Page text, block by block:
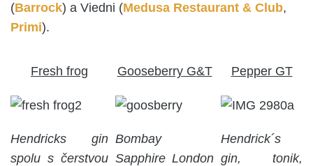
(Barrock) a Viedni (Medusa Restaurant & Club,
Primi).
Fresh frog Gooseberry G&T Pepper GT
Hendricks gin
spolu s čerstvou
Bombay
Sapphire London
Hendrick´s
gin, tonik,